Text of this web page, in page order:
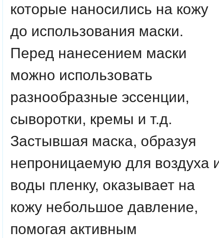
которые наносились на кожу
до использования маски.
Перед нанесением маски
можно использовать
разнообразные эссенции,
сыворотки, кремы и т.д.
Застывшая маска, образуя
непроницаемую для воздуха
воды пленку, оказывает на
кожу небольшое давление,
помогая активным